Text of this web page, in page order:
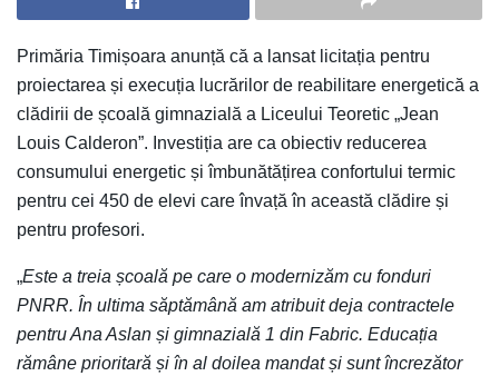
Primăria Timișoara anunță că a lansat licitația pentru
proiectarea și execuția lucrărilor de reabilitare energetică a
clădirii de școală gimnazială a Liceului Teoretic „Jean
Louis Calderon”. Investiția are ca obiectiv reducerea
consumului energetic și îmbunătățirea confortului termic
pentru cei 450 de elevi care învață în această clădire și
pentru profesori.
„Este a treia școală pe care o modernizăm cu fonduri
PNRR. În ultima săptămână am atribuit deja contractele
pentru Ana Aslan și gimnazială 1 din Fabric. Educația
rămâne prioritară și în al doilea mandat și sunt încrezător